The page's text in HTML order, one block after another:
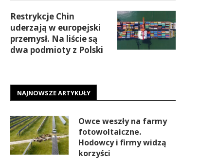
Restrykcje Chin
uderzają w europejski
przemysł. Na liście są
dwa podmioty z Polski
NAJNOWSZE ARTYKUŁY
Owce weszły na farmy
fotowoltaiczne.
Hodowcy i firmy widzą
korzyści